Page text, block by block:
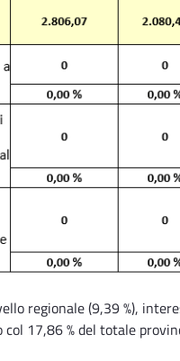
regionale (9,39 %),
17,86 % del totale